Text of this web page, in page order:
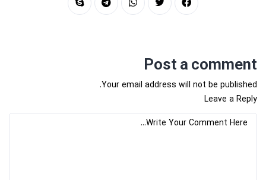
Post a comment
Your email address will not be published.
Leave a Reply